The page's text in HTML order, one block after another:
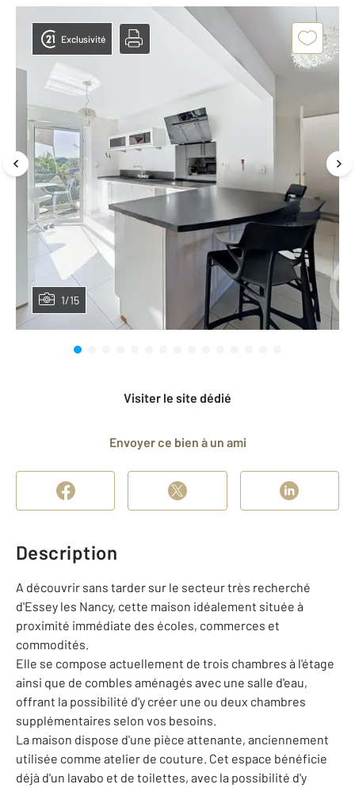
1/15
Exclusivité
Visiter le site dédié
Envoyer ce bien à un ami
Description
A découvrir sans tarder sur le secteur très recherché
d'Essey les Nancy, cette maison idéalement située à
proximité immédiate des écoles, commerces et
commodités.
Elle se compose actuellement de trois chambres à l'étage
ainsi que de combles aménagés avec une salle d'eau,
offrant la possibilité d'y créer une ou deux chambres
supplémentaires selon vos besoins.
La maison dispose d'une pièce attenante, anciennement
utilisée comme atelier de couture. Cet espace bénéficie
déjà d'un lavabo et de toilettes, avec la possibilité d'y